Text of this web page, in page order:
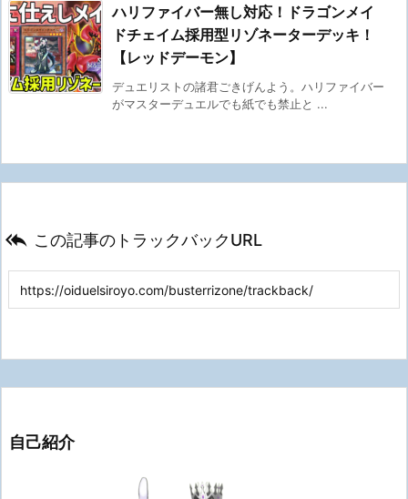
ハリファイバー無し対応！ドラゴンメイ
ドチェイム採用型リゾネーターデッキ！
【レッドデーモン】
デュエリストの諸君ごきげんよう。ハリファイバー
がマスターデュエルでも紙でも禁止と ...
 この記事のトラックバックURL
自己紹介